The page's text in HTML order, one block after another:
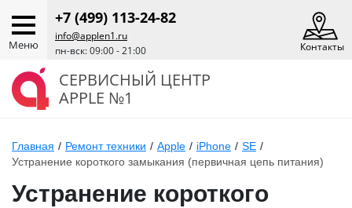
Меню
+7 (499) 113-24-82
info@applen1.ru
пн-вск: 09:00 - 21:00
Контакты
СЕРВИСНЫЙ ЦЕНТР
APPLE №1
Главная / Ремонт техники / Apple / iPhone / SE /
Устранение короткого замыкания (первичная цепь питания)
Устранение короткого